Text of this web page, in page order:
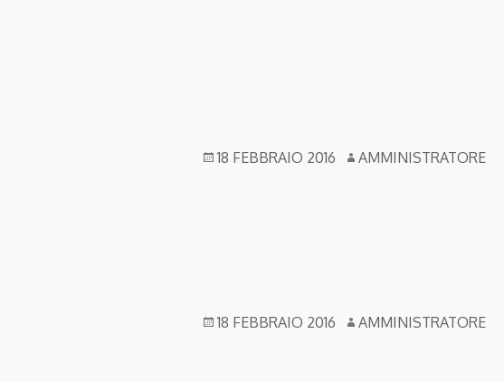
18 FEBBRAIO 2016 AMMINISTRATORE
18 FEBBRAIO 2016 AMMINISTRATORE